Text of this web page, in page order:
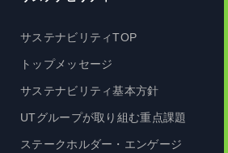
サステナビリティTOP
トップメッセージ
サステナビリティ基本方針
UTグループが取り組む重点課題
ステークホルダー・エンゲージ